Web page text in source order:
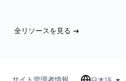
全リソースを見る